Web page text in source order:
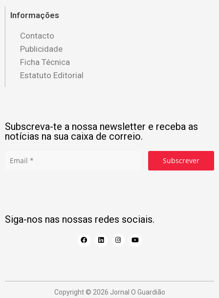
Informações
Contacto
Publicidade
Ficha Técnica
Estatuto Editorial
Subscreva-te a nossa newsletter e receba as
notícias na sua caixa de correio.
Subscrever
Siga-nos nas nossas redes sociais.
Copyright © 2026 Jornal O Guardião